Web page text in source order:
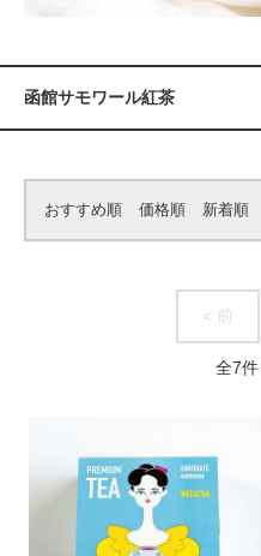
函館サモワール紅茶
おすすめ順 価格順 新着順
< 前
全7件